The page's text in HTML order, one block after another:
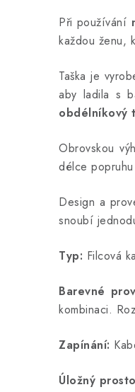
Při používání
každou ženu,
Taška je
aby ladila s
obdélníkový
Obrovskou
délce
Design a
snoubí
Typ: Filcová
Barevné
kombinaci.
Zapínání:
Úložný